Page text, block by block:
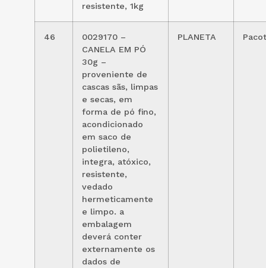
resistente, 1kg
46
0029170 –
CANELA EM PÓ
30g –
proveniente de
cascas sãs, limpas
e secas, em
forma de pó fino,
acondicionado
em saco de
polietileno,
integra, atóxico,
resistente,
vedado
hermeticamente
e limpo. a
embalagem
deverá conter
externamente os
dados de
PLANETA